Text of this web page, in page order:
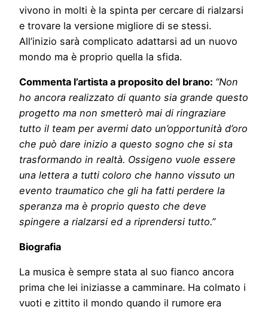
vivono in molti è la spinta per cercare di rialzarsi
e trovare la versione migliore di se stessi.
All’inizio sarà complicato adattarsi ad un nuovo
mondo ma è proprio quella la sfida.
Commenta l’artista a proposito del brano: “Non
ho ancora realizzato di quanto sia grande questo
progetto ma non smetterò mai di ringraziare
tutto il team per avermi dato un’opportunità d’oro
che può dare inizio a questo sogno che si sta
trasformando in realtà. Ossigeno vuole essere
una lettera a tutti coloro che hanno vissuto un
evento traumatico che gli ha fatti perdere la
speranza ma è proprio questo che deve
spingere a rialzarsi ed a riprendersi tutto.”
Biografia
La musica è sempre stata al suo fianco ancora
prima che lei iniziasse a camminare. Ha colmato i
vuoti e zittito il mondo quando il rumore era